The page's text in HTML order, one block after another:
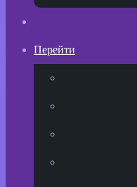
Перейти